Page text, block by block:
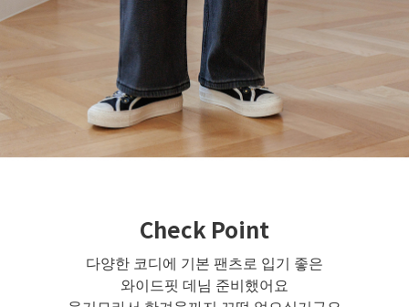
Check Point
다양한 코디에 기본 팬츠로 입기 좋은
와이드핏 데님 준비했어요